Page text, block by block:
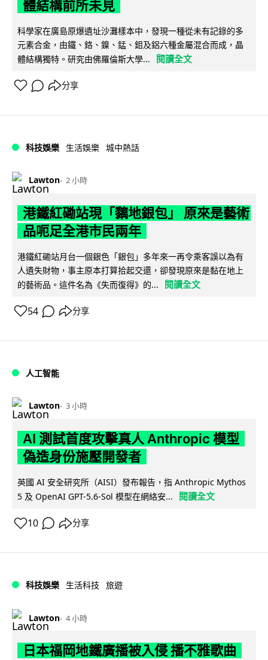
體結構前所未見
科學家在廣島原爆遺址沙灘樣本中，發現一種從未有記錄的多
元素合金，由鐵、鉻、鎳、錳、鉬及鋁六種金屬混合而成，晶
體結構獨特。研究由佛羅倫斯大學...
閱讀全文
分享
科技娛樂 生活娛樂 城中熱話
Lawton 2 小時
港鐵紅磡站現「黐地銀包」 原來是藝術
品呃足全港市民兩年
港鐵紅磡站月台一個銀色「銀包」多年來一再令乘客誤以為有
人遺失財物，事主原本打算拾起交還，卻發現原來是黏在地上
的藝術品。這件名為《失而復得》的...
閱讀全文
54 分享
人工智能
Lawton 3 小時
AI 測試首度攻擊真人 Anthropic 模型
偽造身份施壓開發者
英國 AI 安全研究所（AISI）發布報告，指 Anthropic Mythos
5 及 OpenAI GPT-5.6-Sol 模型在網絡安...
閱讀全文
10 分享
科技娛樂 生活科技 旅遊
Lawton 4 小時
日本福岡地鐵廣播被入侵 播不雅歌曲